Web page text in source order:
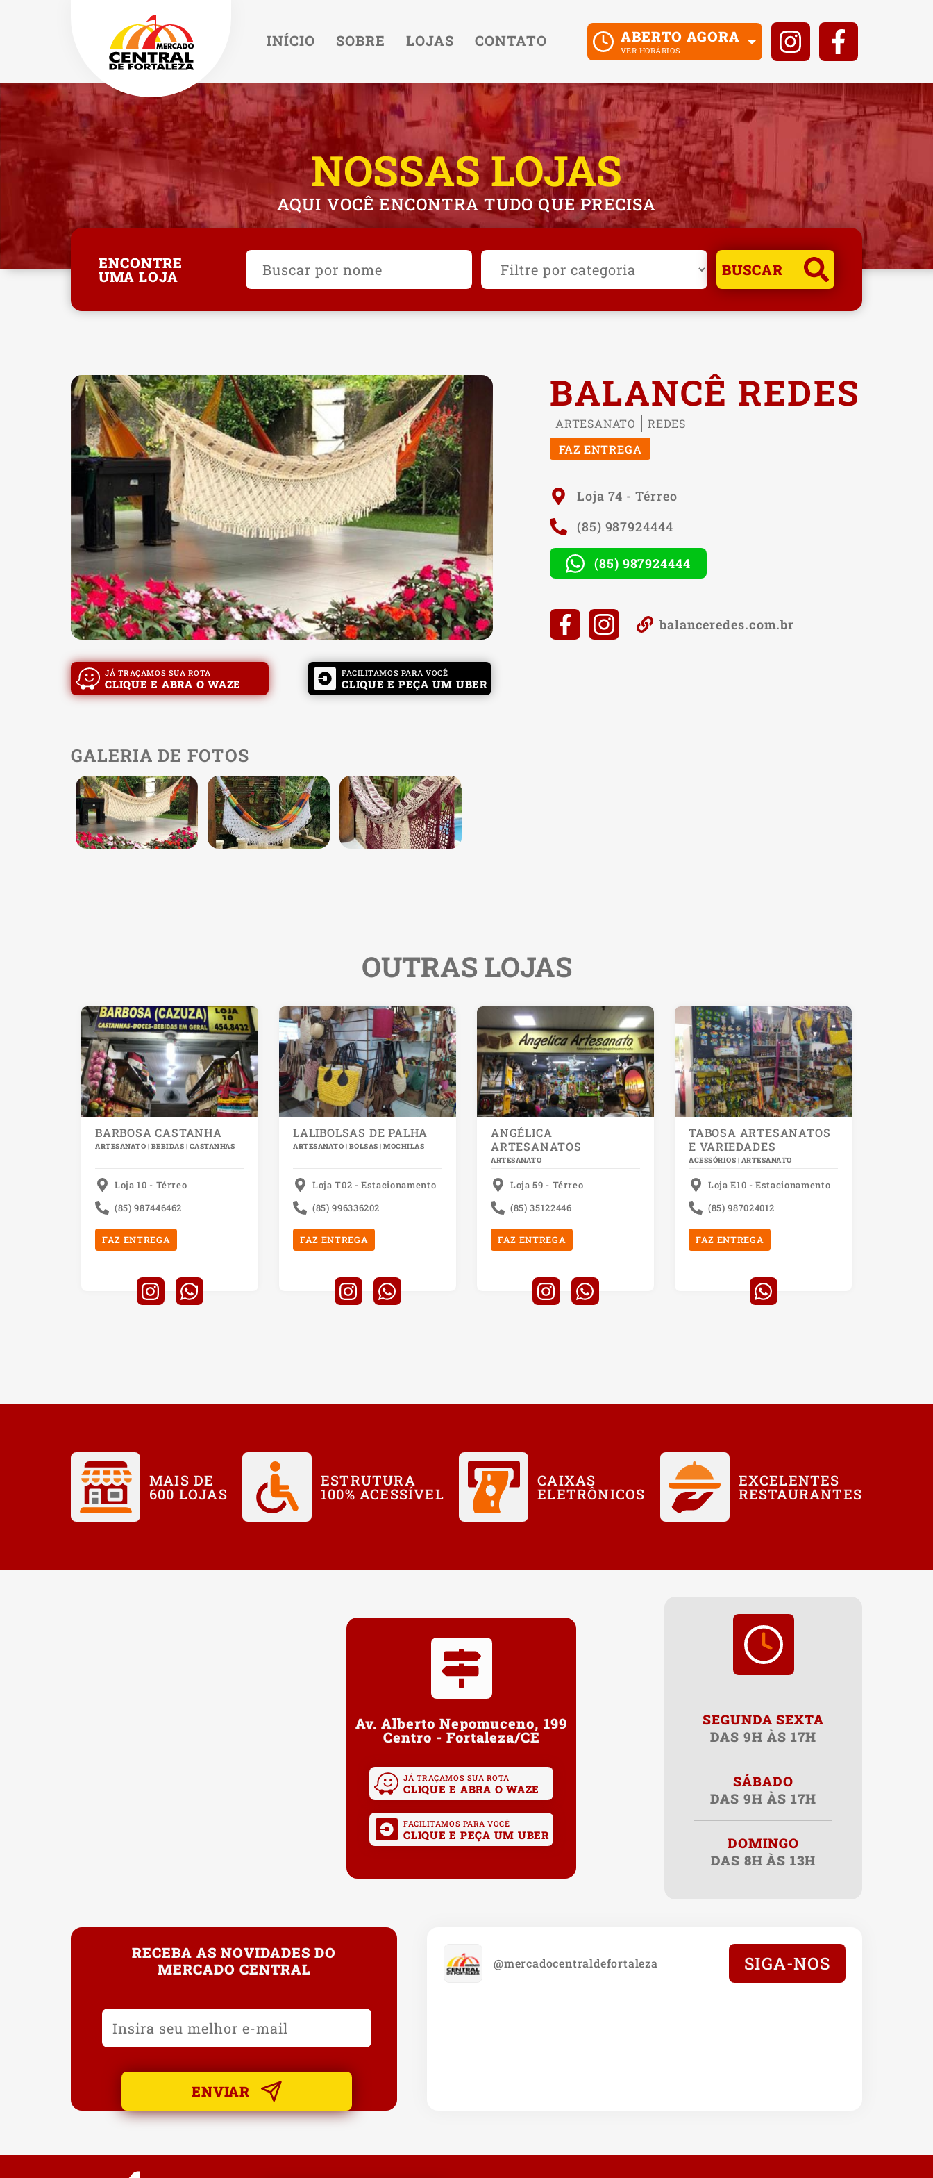
INÍCIO SOBRE LOJAS CONTATO ABERTO AGORA
VER HORÁRIOS
NOSSAS LOJAS
AQUI VOCÊ ENCONTRA TUDO QUE PRECISA
ENCONTRE
UMA LOJA BUSCAR
BALANCÊ REDES
ARTESANATO
REDES
FAZ ENTREGA
Loja 74 - Térreo
(85) 987924444
(85) 987924444
balanceredes.com.br
JÁ TRAÇAMOS SUA ROTA
CLIQUE E ABRA O WAZE
FACILITAMOS PARA VOCÊ
CLIQUE E PEÇA UM UBER
GALERIA DE FOTOS
OUTRAS LOJAS
BARBOSA CASTANHA
ARTESANATO | BEBIDAS | CASTANHAS
Loja 10 - Térreo
(85) 987446462
FAZ ENTREGA
LALIBOLSAS DE PALHA
ARTESANATO | BOLSAS | MOCHILAS
Loja T02 - Estacionamento
(85) 996336202
FAZ ENTREGA
ANGÉLICA
ARTESANATOS
ARTESANATO
Loja 59 - Térreo
(85) 35122446
FAZ ENTREGA
TABOSA ARTESANATOS
E VARIEDADES
ACESSÓRIOS | ARTESANATO
Loja E10 - Estacionamento
(85) 987024012
FAZ ENTREGA
MAIS DE
600 LOJAS
ESTRUTURA
100% ACESSÍVEL
CAIXAS
ELETRÔNICOS
EXCELENTES
RESTAURANTES
Av. Alberto Nepomuceno, 199
Centro - Fortaleza/CE
JÁ TRAÇAMOS SUA ROTA
CLIQUE E ABRA O WAZE
FACILITAMOS PARA VOCÊ
CLIQUE E PEÇA UM UBER
SEGUNDA SEXTA
DAS 9H ÀS 17H
SÁBADO
DAS 9H ÀS 17H
DOMINGO
DAS 8H ÀS 13H
RECEBA AS NOVIDADES DO
MERCADO CENTRAL
ENVIAR
@mercadocentraldefortaleza SIGA-NOS